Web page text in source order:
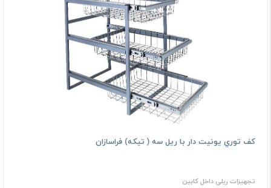
ﻛﻒ ﺗﻮري ﻳﻮﻧﻴﺖ دار با ریل سه ( ﺗﻴﻜﻪ) فراسازان
تجهیزات ریلی داخل کابین